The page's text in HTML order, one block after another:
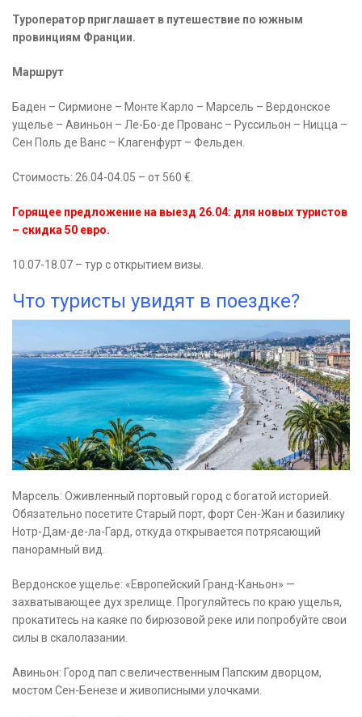
Туроператор приглашает в путешествие по южным
провинциям Франции.
Маршрут
Баден – Сирмионе – Монте Карло – Марсель – Вердонское
ущелье – Авиньон – Ле-Бо-де Прованс – Руссильон – Ницца –
Сен Поль де Ванс – Клагенфурт – Фельден.
Стоимость: 26.04-04.05 – от 560 €.
Горящее предложение на выезд 26.04: для новых туристов
– скидка 50 евро.
10.07-18.07 – тур с открытием визы.
Что туристы увидят в поездке?
Марсель: Оживленный портовый город с богатой историей.
Обязательно посетите Старый порт, форт Сен-Жан и базилику
Нотр-Дам-де-ла-Гард, откуда открывается потрясающий
панорамный вид.
Вердонское ущелье: «Европейский Гранд-Каньон» —
захватывающее дух зрелище. Прогуляйтесь по краю ущелья,
прокатитесь на каяке по бирюзовой реке или попробуйте свои
силы в скалолазании.
Авиньон: Город пап с величественным Папским дворцом,
мостом Сен-Бенезе и живописными улочками.